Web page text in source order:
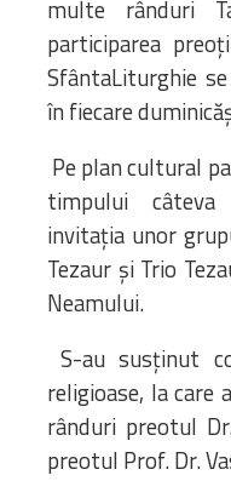
multe rânduri
participarea
SfântaLiturghie
în fiecare
Pe plan cultural
timpului
invitația unor
Tezaur și Trio
Neamului.
S-au susținut
religioase, la
rânduri preotul
preotul Prof. Dr.